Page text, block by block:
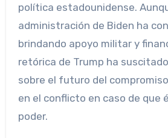
política estadounidense.
administración de Biden ha
brindando apoyo militar y
retórica de Trump ha
sobre el futuro del
en el conflicto en caso de que
poder.